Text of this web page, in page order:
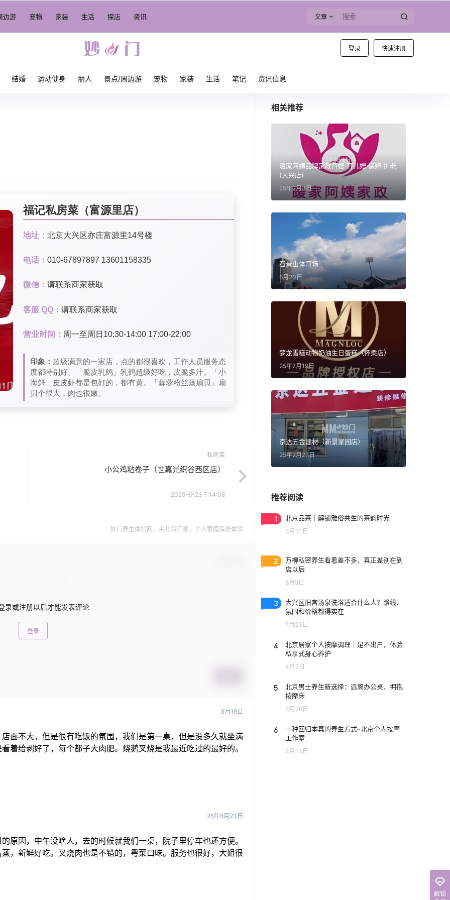
边游 宠物 家装 生活 探店 资讯 文章
登录 快速注册
结婚 运动健身 丽人 景点/周边游 宠物 家装 生活 笔记 资讯信息
福记私房菜（富源里店）
地址： 北京大兴区亦庄富源里14号楼
电话： 010-67897897 13601158335
微信： 请联系商家获取
客服 QQ： 请联系商家获取
营业时间： 周一至周日10:30-14:00 17:00-22:00
印象： 超级满意的一家店，点的都很喜欢，工作人员服务态
度都特别好。「脆皮乳鸽」乳鸽超级好吃，皮脆多汁。「小
海鲜」皮皮虾都是包好的，都有黄。「蒜蓉粉丝蒸扇贝」扇
贝个很大，肉也很嫩。
私房菜
小公鸡粘卷子（世嘉光织谷西区店）
2025-6-23 7:14:08
妙门养生体验网，尖儿货汇聚，个人家庭情景体验
录或注册以后才能发表评论
登录
3月19日
面不大，但是很有吃饭的氛围，我们是第一桌，但是没多久就坐满
着给剥好了，每个都子大肉肥。烧鹅叉烧是我最近吃过的最好的。
25年6月23日
原因，中午没啥人，去的时候就我们一桌，院子里停车也还方便。
，新鲜好吃。叉烧肉也是不错的，粤菜口味。服务也很好，大姐很
相关推荐
暖家阿姨品牌家政月嫂·育儿嫂·保姆·护老
(大兴店)
25年2月3日
石景山体育场
6月20日
梦龙雪糕动物奶油生日蛋糕（怀柔店）
25年7月19日
京达五金建材（新景家园店）
25年2月27日
推荐阅读
1 北京品茶｜解锁雅俗共生的茶韵时光
3月31日
2
万柳私密养生看着差不多，真正差别在到
店以后
8月5日
3
大兴区旧宫汤泉洗浴适合什么人？路线、
氛围和价格都得实在
7月23日
4
北京居家个人按摩调理｜足不出户，体验
私享式身心养护
4月7日
5
北京男士养生新选择：远离办公桌，拥抱
按摩床
3月28日
6
一种回归本真的养生方式–北京个人按摩
工作室
4月13日
解锁